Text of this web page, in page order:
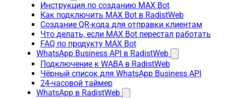
Инструкция по созданию MAX Bot
Как подключить MAX Bot в RadistWeb
Создание QR-кода для отправки клиентам
Что делать, если MAX Bot перестал работать
FAQ по продукту MAX Bot
WhatsApp Business API в RadistWeb
Подключение к WABA в RadistWeb
Чёрный список для WhatsApp Business API
24-часовой таймер
WhatsApp в RadistWeb